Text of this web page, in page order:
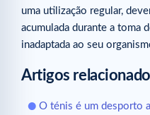
uma utilização regular,
acumulada durante a toma
inadaptada ao seu
Artigos
O ténis é um desporto